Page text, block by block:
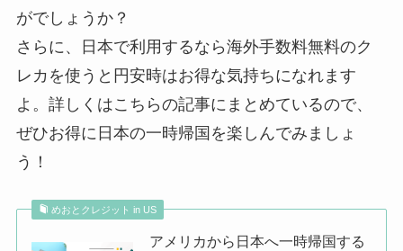
がでしょうか？
さらに、日本で利用するなら海外手数料無料のク
レカを使うと円安時はお得な気持ちになれます
よ。詳しくはこちらの記事にまとめているので、
ぜひお得に日本の一時帰国を楽しんでみましょ
う！
めおとクレジット in US
アメリカから日本へ一時帰国する